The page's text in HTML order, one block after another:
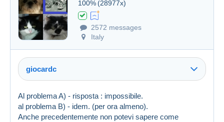
100% (28977x)
2572 messages
Italy
giocardc
Al problema A) - risposta : impossibile.
al problema B) - idem. (per ora almeno).
Anche precedentemente non potevi sapere come